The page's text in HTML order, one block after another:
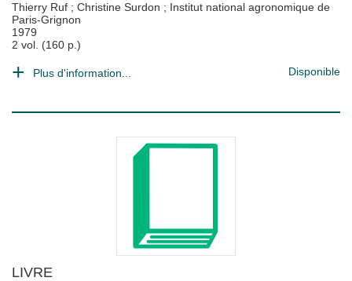
Thierry Ruf ; Christine Surdon ; Institut national agronomique de
Paris-Grignon
1979
2 vol. (160 p.)
Plus d'information... Disponible
LIVRE